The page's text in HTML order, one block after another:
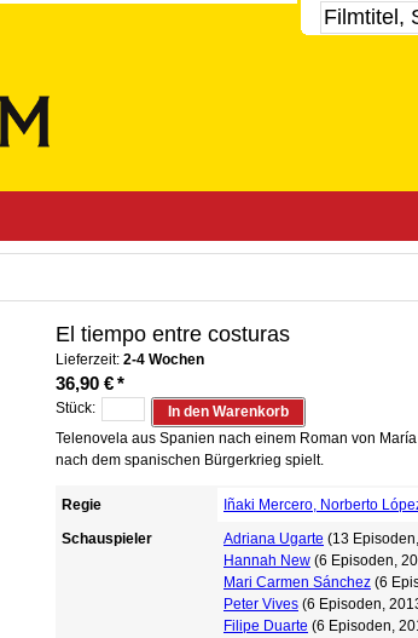
El tiempo entre costuras
Lieferzeit: 2-4 Wochen
36,90 €*
Stück:
In den Warenkorb
Telenovela aus Spanien nach einem Roman von
nach dem spanischen Bürgerkrieg spielt.
Regie
Iñaki Mercero, Norberto
Schauspieler
Adriana Ugarte (13
Hannah New (6 Episoden,
Mari Carmen Sánchez (6
Peter Vives (6 Episoden,
Filipe Duarte (6 Episoden,